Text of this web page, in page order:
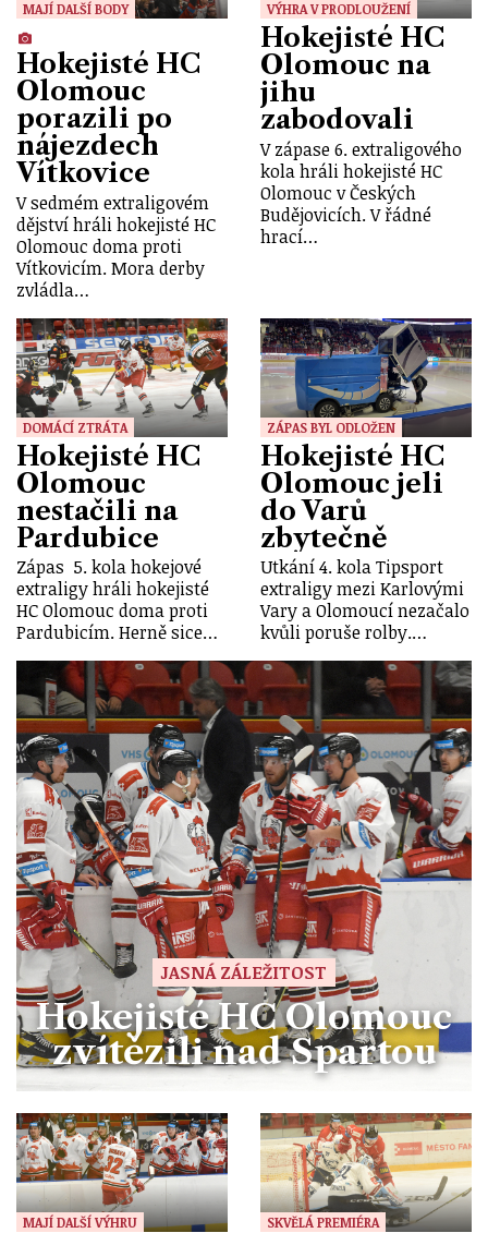
MAJÍ DALŠÍ BODY
Hokejisté HC
Olomouc
porazili po
nájezdech
Vítkovice
V sedmém extraligovém
dějství hráli hokejisté HC
Olomouc doma proti
Vítkovicím. Mora derby
zvládla…
VÝHRA V PRODLOUŽENÍ
Hokejisté HC
Olomouc na
jihu
zabodovali
V zápase 6. extraligového
kola hráli hokejisté HC
Olomouc v Českých
Budějovicích. V řádné
hrací…
DOMÁCÍ ZTRÁTA
Hokejisté HC
Olomouc
nestačili na
Pardubice
Zápas 5. kola hokejové
extraligy hráli hokejisté
HC Olomouc doma proti
Pardubicím. Herně sice…
ZÁPAS BYL ODLOŽEN
Hokejisté HC
Olomouc jeli
do Varů
zbytečně
Utkání 4. kola Tipsport
extraligy mezi Karlovými
Vary a Olomoucí nezačalo
kvůli poruše rolby.…
JASNÁ ZÁLEŽITOST
Hokejisté HC Olomouc
zvítězili nad Spartou
MAJÍ DALŠÍ VÝHRU SKVĚLÁ PREMIÉRA